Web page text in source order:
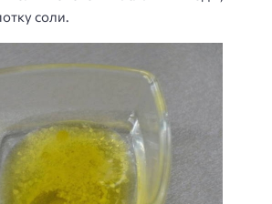
соли.